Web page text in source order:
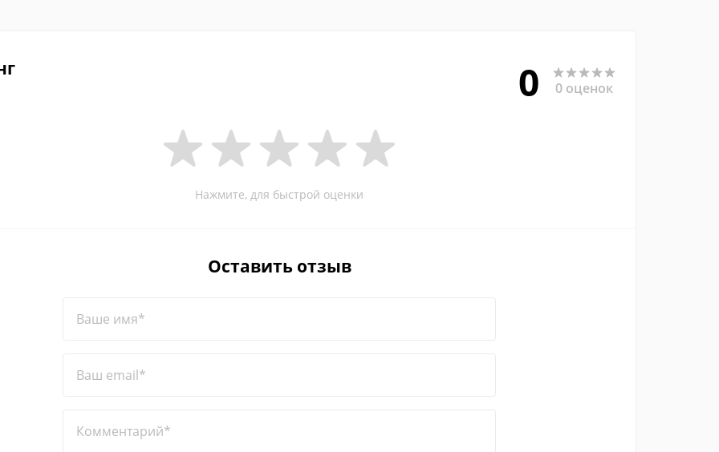
0 0 оценок
Нажмите, для быстрой оценки
Оставить отзыв
Ваше имя*
Ваш email*
Комментарий*